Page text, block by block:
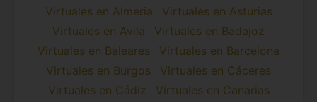
Virtuales en Almeria
Virtuales en Asturias
Virtuales en Avila
Virtuales en Badajoz
Virtuales en Baleares
Virtuales en Barcelona
Virtuales en Burgos
Virtuales en Cáceres
Virtuales en Cádiz
Virtuales en Canarias